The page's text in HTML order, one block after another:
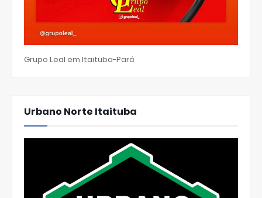
Grupo Leal em Itaituba-Pará
Urbano Norte Itaituba